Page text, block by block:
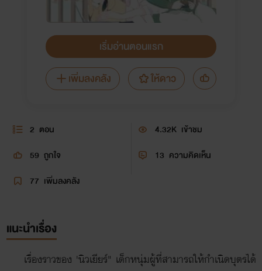
เริ่มอ่านตอนแรก
เพิ่มลงคลัง
ให้ดาว
2 ตอน 4.32K เข้าชม
59 ถูกใจ 13 ความคิดเห็น
77 เพิ่มลงคลัง
แนะนำเรื่อง
เรื่องราวของ 'นิวเยียร์" เด็กหนุ่มผู้ที่สามารถให้กำเนิดบุตรได้